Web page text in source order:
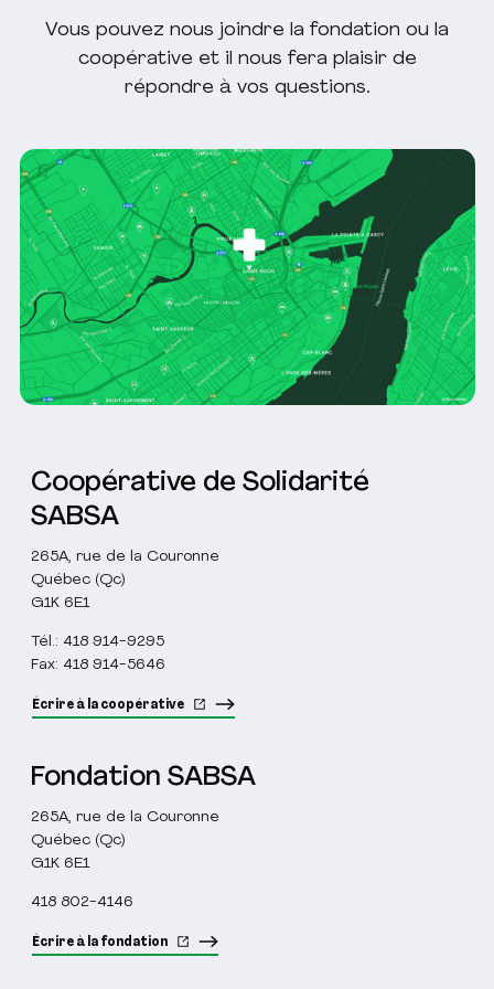
Vous pouvez nous joindre la fondation ou la
coopérative et il nous fera plaisir de
répondre à vos questions.
Coopérative de Solidarité
SABSA
265A, rue de la Couronne
Québec (Qc)
G1K 6E1
Tél.: 418 914-9295
Fax: 418 914-5646
Écrire à la coopérative
Fondation SABSA
265A, rue de la Couronne
Québec (Qc)
G1K 6E1
418 802-4146
Écrire à la fondation